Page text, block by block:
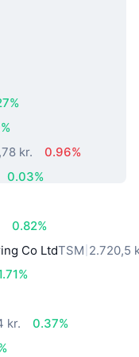
virkelige
kr.
0.96%
0.03%
0.82%
Co LtdTSM 2.720,5
kr.
0.37%